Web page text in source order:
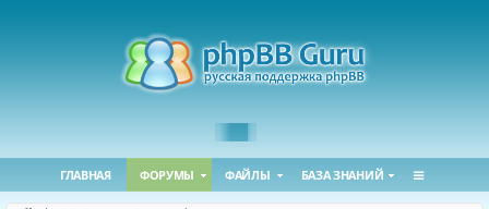
ГЛАВНАЯ ФОРУМЫ ФАЙЛЫ БАЗА ЗНАНИЙ